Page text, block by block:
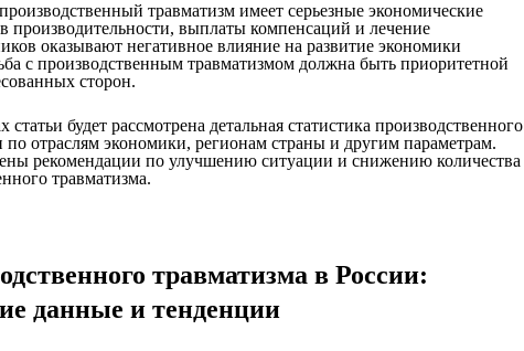
травматизм имеет серьезные экономические
производительности, выплаты компенсаций и лечение
оказывают негативное влияние на развитие экономики
с производственным травматизмом должна быть приоритетной
сторон.
будет рассмотрена детальная статистика производственного
по отраслям экономики, регионам страны и другим параметрам.
рекомендации по улучшению ситуации и снижению количества
травматизма.
травматизма в России:
данные и тенденции